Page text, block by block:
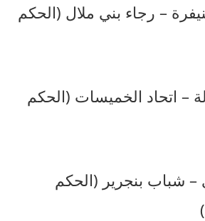
– رجاء بني ملال (الحكم
– اتحاد الخميسات (الحكم
– شباب بنجرير (الحكم